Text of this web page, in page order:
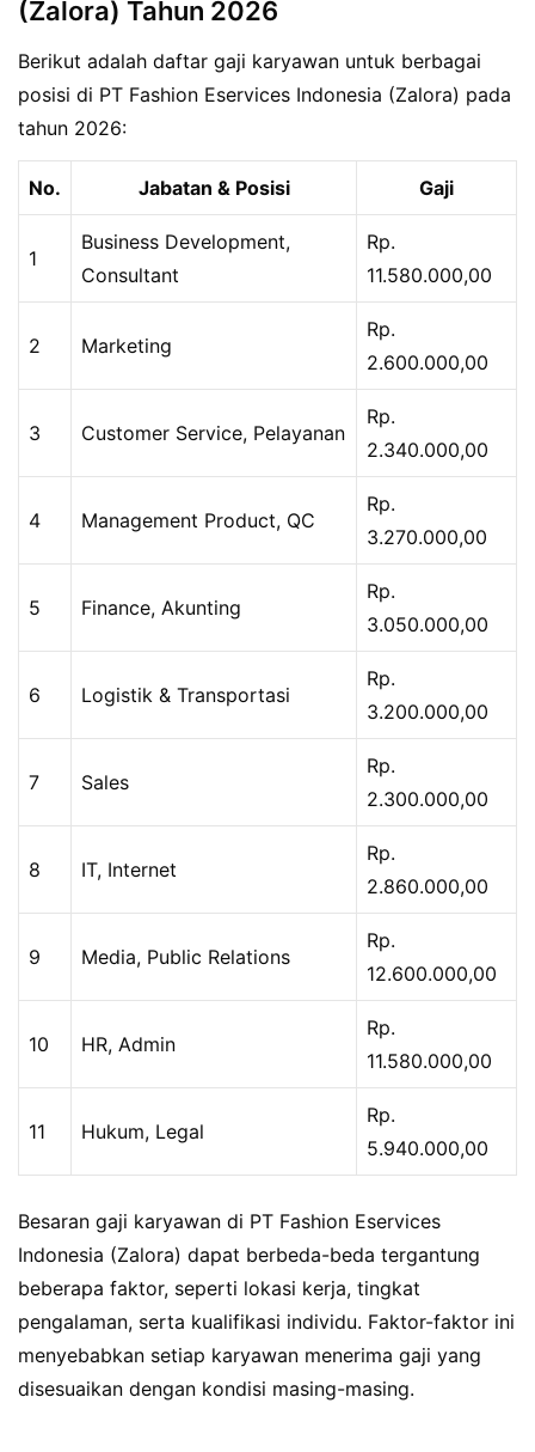
(Zalora) Tahun 2026
Berikut adalah daftar gaji karyawan untuk berbagai
posisi di PT Fashion Eservices Indonesia (Zalora) pada
tahun 2026:
No. Jabatan & Posisi Gaji
1
Business Development,
Consultant
Rp.
11.580.000,00
2 Marketing
Rp.
2.600.000,00
3 Customer Service, Pelayanan
Rp.
2.340.000,00
4 Management Product, QC
Rp.
3.270.000,00
5 Finance, Akunting
Rp.
3.050.000,00
6 Logistik & Transportasi
Rp.
3.200.000,00
7 Sales
Rp.
2.300.000,00
8 IT, Internet
Rp.
2.860.000,00
9 Media, Public Relations
Rp.
12.600.000,00
10 HR, Admin
Rp.
11.580.000,00
11 Hukum, Legal
Rp.
5.940.000,00
Besaran gaji karyawan di PT Fashion Eservices
Indonesia (Zalora) dapat berbeda-beda tergantung
beberapa faktor, seperti lokasi kerja, tingkat
pengalaman, serta kualifikasi individu. Faktor-faktor ini
menyebabkan setiap karyawan menerima gaji yang
disesuaikan dengan kondisi masing-masing.